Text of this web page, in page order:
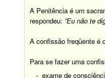
A Penitência é um
respondeu: “Eu não te
A confissão freqüente é
Para se fazer uma
- exame de